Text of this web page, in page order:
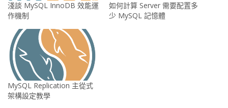
淺談 MySQL InnoDB 效能運
作機制
如何計算 Server 需要配置多
少 MySQL 記憶體
MySQL Replication 主從式
架構設定教學